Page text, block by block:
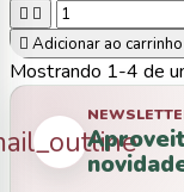
 
 Adicionar ao carrinho
Mostrando 1-4 de